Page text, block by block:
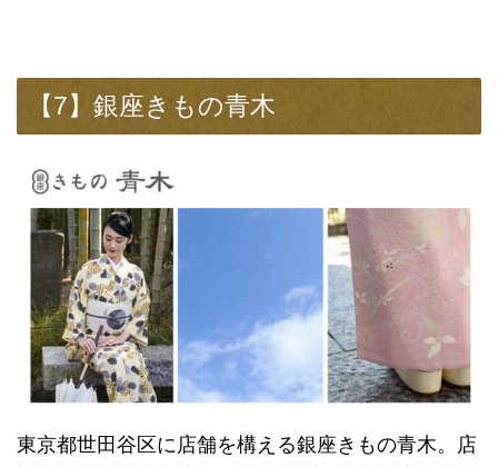
【7】銀座きもの青木
東京都世田谷区に店舗を構える銀座きもの青木。店